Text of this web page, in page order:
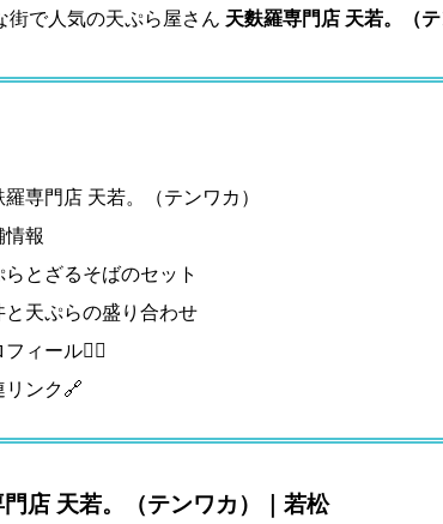
街で人気の天ぷら屋さん 天麩羅専門店 天若。（テ
羅専門店 天若。（テンワカ）
情報
らとざるそばのセット
と天ぷらの盛り合わせ
フィール🤵‍♂️
リンク🔗
店 天若。（テンワカ）｜若松